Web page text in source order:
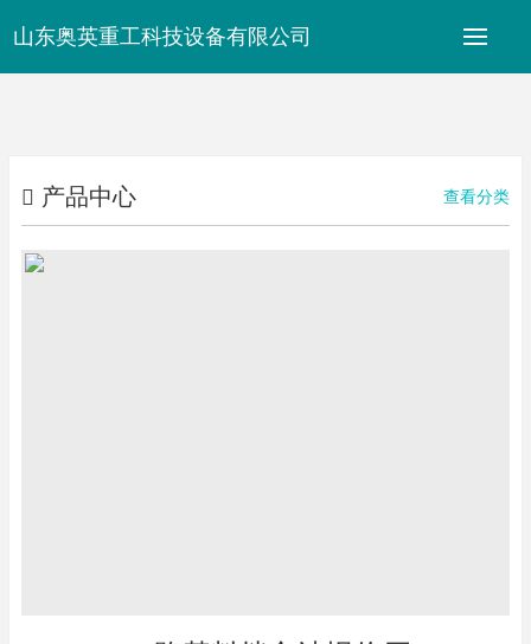
山东奥英重工科技设备有限公司
产品中心 查看分类